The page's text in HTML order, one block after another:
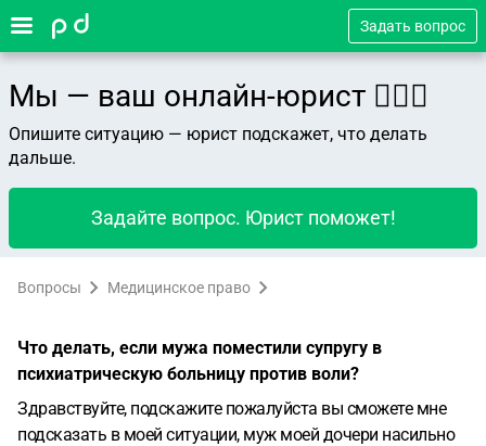
Задать вопрос
Мы — ваш онлайн-юрист 👨🏻‍⚖️
Опишите ситуацию — юрист подскажет, что делать
дальше.
Задайте вопрос. Юрист поможет!
Вопросы Медицинское право
Что делать, если мужа поместили супругу в
психиатрическую больницу против воли?
Здравствуйте, подскажите пожалуйста вы сможете мне
подсказать в моей ситуации, муж моей дочери насильно